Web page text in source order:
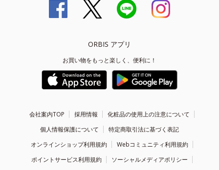
ORBIS アプリ
お買い物をもっと楽しく、便利に！
会社案内TOP 採用情報
化粧品の使用上の注意について
個人情報保護について
特定商取引法に基づく表記
オンラインショップ利用規約
Webコミュニティ利用規約
ポイントサービス利用規約
ソーシャルメディアポリシー